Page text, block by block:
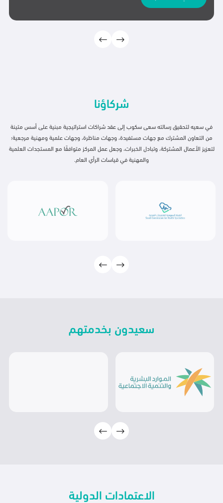
شركاؤنا
في سعيه لتحقيق رسالته سعى سكوب إلى عقد شراكات استراتيجية مبنية على أسس متينة
من التعاون المشترك مع جهات مستفيدة، وجهات مناظرة، وجهات علمية ومهنية مرجعية؛
لتعزيز الأعمال المشتركة، وتبادل الخبرات، وجعل عمل المركز متوافقًا مع المستجدات العلمية
والمهنية في قياسات الرأي العام.
سعيدون بخدمتهم
الاعتمادات الدولية